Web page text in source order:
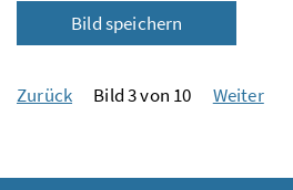
Bild speichern
Zurück Bild 3 von 10 Weiter